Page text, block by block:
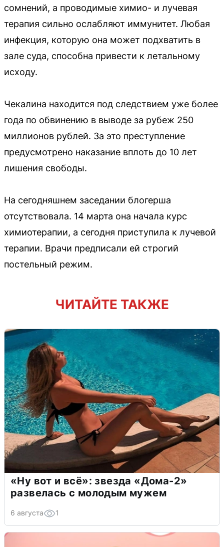
сомнений, а проводимые химио- и лучевая
терапия сильно ослабляют иммунитет. Любая
инфекция, которую она может подхватить в
зале суда, способна привести к летальному
исходу.
Чекалина находится под следствием уже более
года по обвинению в выводе за рубеж 250
миллионов рублей. За это преступление
предусмотрено наказание вплоть до 10 лет
лишения свободы.
На сегодняшнем заседании блогерша
отсутствовала. 14 марта она начала курс
химиотерапии, а сегодня приступила к лучевой
терапии. Врачи предписали ей строгий
постельный режим.
ЧИТАЙТЕ ТАКЖЕ
«Ну вот и всё»: звезда «Дома-2»
развелась с молодым мужем
6 августа 1